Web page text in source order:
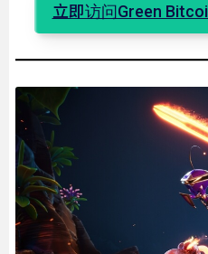
立即访问Green